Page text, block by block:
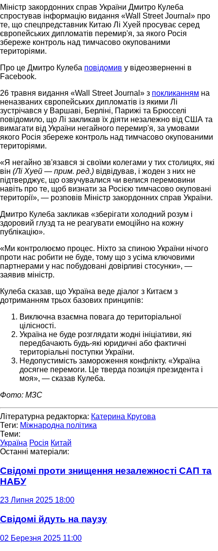
Міністр закордонних справ України Дмитро Кулеба
спростував інформацію видання «Wall Street Journal» про
те, що спецпредставник Китаю Лі Хуей просуває серед
європейських дипломатів перемир'я, за якого Росія
збереже контроль над тимчасово окупованими
територіями.
Про це Дмитро Кулеба повідомив у відеозверненні в
Facebook.
26 травня видання «Wall Street Journal» з покликанням на
неназваних європейських дипломатів із якими Лі
зустрічався у Варшаві, Берліні, Парижі та Брюсселі
повідомило, що Лі закликав їх діяти незалежно від США та
вимагати від України негайного перемир'я, за умовами
якого Росія збереже контроль над тимчасово окупованими
територіями.
«Я негайно зв'язався зі своїми колегами у тих столицях, які
він (Лі Хуей — прим. ред.) відвідував, і жоден з них не
підтверджує, що озвучувалися чи велися перемовини
навіть про те, щоб визнати за Росією тимчасово окуповані
території», — розповів Міністр закордонних справ України.
Дмитро Кулеба закликав «зберігати холодний розум і
здоровий глузд та не реагувати емоційно на кожну
публікацію».
«Ми контролюємо процес. Ніхто за спиною України нічого
проти нас робити не буде, тому що з усіма ключовими
партнерами у нас побудовані довірливі стосунки», —
заявив міністр.
Кулеба сказав, що Україна веде діалог з Китаєм з
дотриманням трьох базових принципів:
Виключна взаємна повага до територіальної
цілісності.
Україна не буде розглядати жодні ініціативи, які
передбачають будь-які юридичні або фактичні
територіальні поступки України.
Недопустимість замороження конфлікту. «Україна
досягне перемоги. Це тверда позиція президента і
моя», — сказав Кулеба.
Фото: МЗС
Літературна редакторка: Катерина Кругова
Теги: Міжнародна політика
Теми:
Україна Росія Китай
Останні матеріали:
Свідомі проти знищення незалежності САП та
НАБУ
23 Липня 2025 18:00
Свідомі йдуть на паузу
02 Березня 2025 11:00